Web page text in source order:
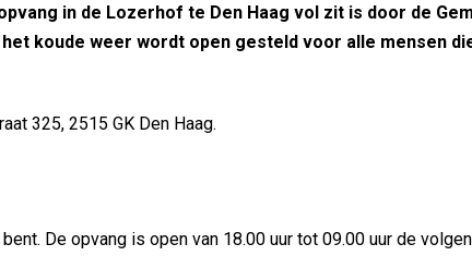
in de Lozerhof te Den Haag vol zit is door de
koude weer wordt open gesteld voor alle mensen
325, 2515 GK Den Haag.
De opvang is open van 18.00 uur tot 09.00 uur de